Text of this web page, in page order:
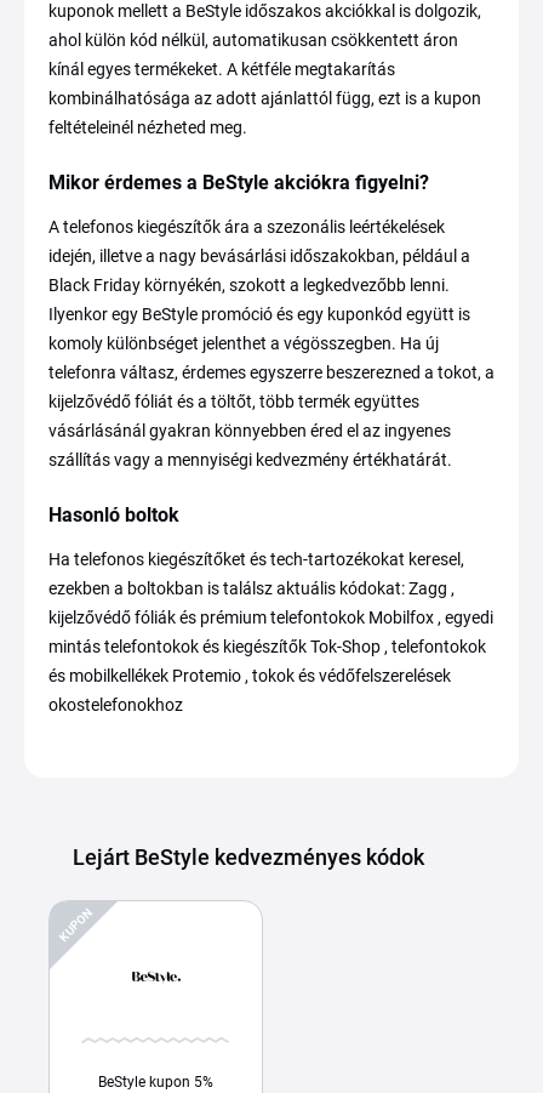
kuponok mellett a BeStyle időszakos akciókkal is dolgozik,
ahol külön kód nélkül, automatikusan csökkentett áron
kínál egyes termékeket. A kétféle megtakarítás
kombinálhatósága az adott ajánlattól függ, ezt is a kupon
feltételeinél nézheted meg.
Mikor érdemes a BeStyle akciókra figyelni?
A telefonos kiegészítők ára a szezonális leértékelések
idején, illetve a nagy bevásárlási időszakokban, például a
Black Friday környékén, szokott a legkedvezőbb lenni.
Ilyenkor egy BeStyle promóció és egy kuponkód együtt is
komoly különbséget jelenthet a végösszegben. Ha új
telefonra váltasz, érdemes egyszerre beszerezned a tokot, a
kijelzővédő fóliát és a töltőt, több termék együttes
vásárlásánál gyakran könnyebben éred el az ingyenes
szállítás vagy a mennyiségi kedvezmény értékhatárát.
Hasonló boltok
Ha telefonos kiegészítőket és tech-tartozékokat keresel,
ezekben a boltokban is találsz aktuális kódokat: Zagg ,
kijelzővédő fóliák és prémium telefontokok Mobilfox , egyedi
mintás telefontokok és kiegészítők Tok-Shop , telefontokok
és mobilkellékek Protemio , tokok és védőfelszerelések
okostelefonokhoz
Lejárt BeStyle kedvezményes kódok
KUPON
BeStyle kupon 5%